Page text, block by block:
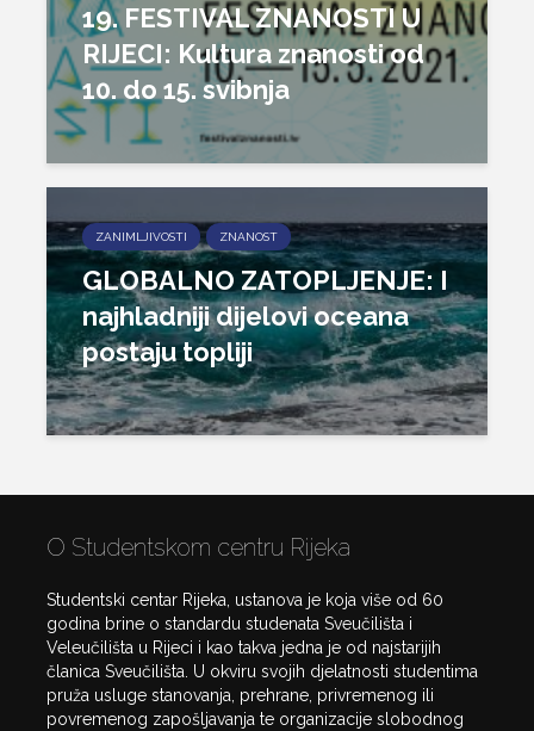
19. FESTIVAL ZNANOSTI U
RIJECI: Kultura znanosti od
10. do 15. svibnja
ZANIMLJIVOSTI ZNANOST
GLOBALNO ZATOPLJENJE: I
najhladniji dijelovi oceana
postaju topliji
O Studentskom centru Rijeka
Studentski centar Rijeka, ustanova je koja više od 60
godina brine o standardu studenata Sveučilišta i
Veleučilišta u Rijeci i kao takva jedna je od najstarijih
članica Sveučilišta. U okviru svojih djelatnosti studentima
pruža usluge stanovanja, prehrane, privremenog ili
povremenog zapošljavanja te organizacije slobodnog